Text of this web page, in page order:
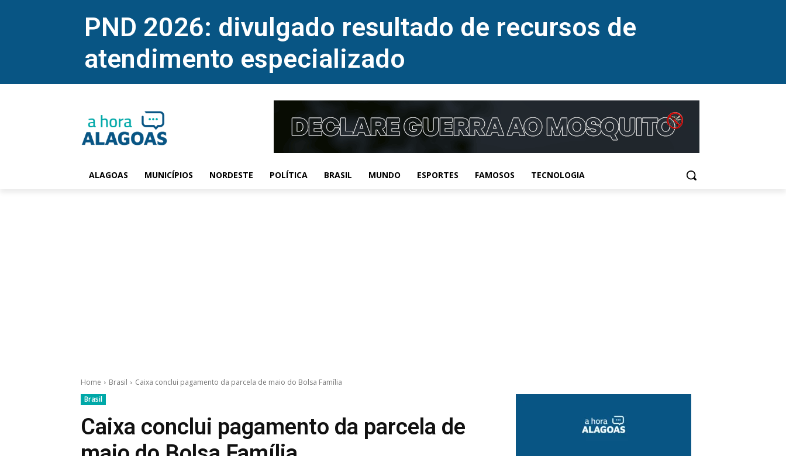
PND 2026: divulgado resultado de recursos de
atendimento especializado
ALAGOAS MUNICÍPIOS NORDESTE POLÍTICA BRASIL MUNDO ESPORTES FAMOSOS TECNOLOGIA
Home Brasil
Caixa conclui pagamento da parcela de maio do Bolsa Família
Brasil
Caixa conclui pagamento da parcela de